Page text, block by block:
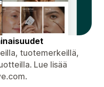
tuotemerkeillä,
Lue lisää